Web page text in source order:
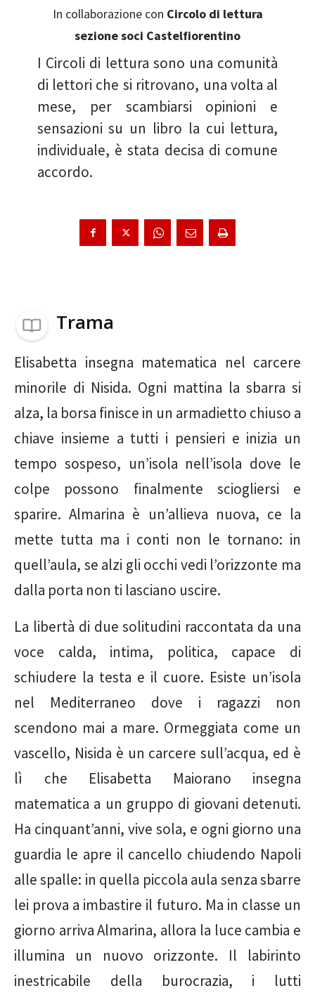
In collaborazione con Circolo di lettura
sezione soci Castelfiorentino
I Circoli di lettura sono una comunità
di lettori che si ritrovano, una volta al
mese, per scambiarsi opinioni e
sensazioni su un libro la cui lettura,
individuale, è stata decisa di comune
accordo.
Trama
Elisabetta insegna matematica nel carcere
minorile di Nisida. Ogni mattina la sbarra si
alza, la borsa finisce in un armadietto chiuso a
chiave insieme a tutti i pensieri e inizia un
tempo sospeso, un’isola nell’isola dove le
colpe possono finalmente sciogliersi e
sparire. Almarina è un’allieva nuova, ce la
mette tutta ma i conti non le tornano: in
quell’aula, se alzi gli occhi vedi l’orizzonte ma
dalla porta non ti lasciano uscire.
La libertà di due solitudini raccontata da una
voce calda, intima, politica, capace di
schiudere la testa e il cuore. Esiste un’isola
nel Mediterraneo dove i ragazzi non
scendono mai a mare. Ormeggiata come un
vascello, Nisida è un carcere sull’acqua, ed è
lì che Elisabetta Maiorano insegna
matematica a un gruppo di giovani detenuti.
Ha cinquant’anni, vive sola, e ogni giorno una
guardia le apre il cancello chiudendo Napoli
alle spalle: in quella piccola aula senza sbarre
lei prova a imbastire il futuro. Ma in classe un
giorno arriva Almarina, allora la luce cambia e
illumina un nuovo orizzonte. Il labirinto
inestricabile della burocrazia, i lutti